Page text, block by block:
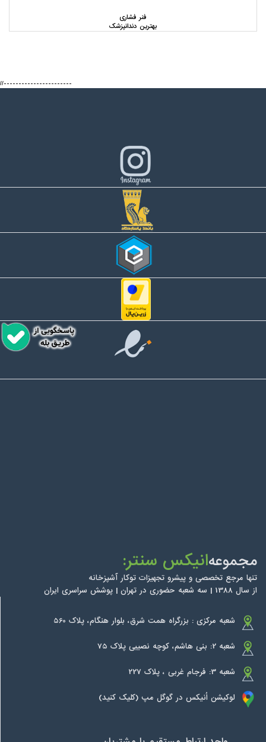
فنر فشاری
بهترین دندانپزشک
//-----------------------
مجموعهانیکس سنتر:
تنها مرجع تخصصی و پیشرو تجهیزات توکار آشپزخانه
از سال 1388 | سه شعبه حضوری در تهران | پوشش سراسری ایران
شعبه مرکزی : بزرگراه همت شرق، بلوار هنگام، پلاک 560
شعبه 2: بنی هاشم، کوچه نصیبی پلاک 75
شعبه 3: فرجام غربی ، پلاک 227
لوکیشن اُنیکس در گوگل مپ (کلیک کنید)